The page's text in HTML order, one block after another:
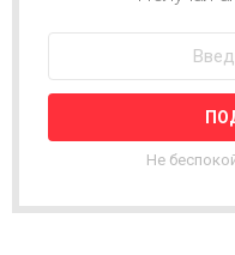
О
Т
Н
А
Не